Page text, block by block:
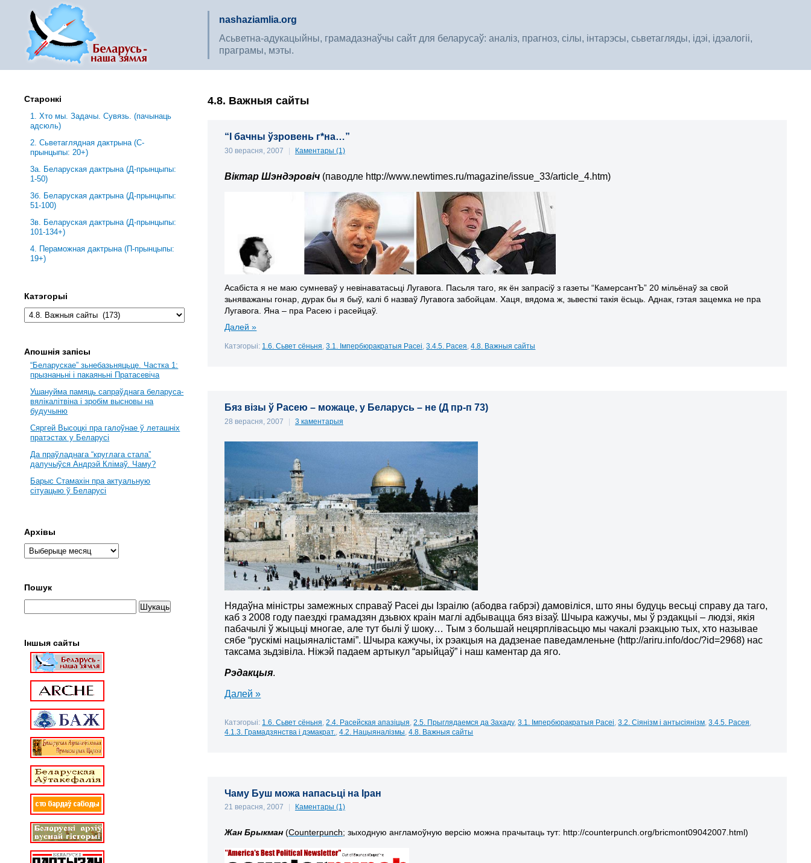
nashaziamlia.org
Асьветна-адукацыйны, грамадазнаўчы сайт для беларусаў: аналіз, прагноз, сілы, інтарэсы, сьветагляды, ідэі, ідэалогіі,
праграмы, мэты.
4.8. Важныя сайты
“І бачны ўзровень г*на…”
30 верасня, 2007 | Каментары (1)
Віктар Шэндэровіч (паводле http://www.newtimes.ru/magazine/issue_33/article_4.htm)
Асабіста я не маю сумневаў у невінаватасьці Лугавога. Пасьля таго, як ён запрасіў з газеты “КамерсантЪ” 20 мільёнаў за свой
зьняважаны гонар, дурак бы я быў, калі б назваў Лугавога забойцам. Хаця, вядома ж, зьвесткі такія ёсьць. Аднак, гэтая зацемка не пра
Лугавога. Яна – пра Расею і расейцаў.
Далей »
Катэгорыі: 1.6. Сьвет сёньня ,3.1. Імпербюракратыя Расеі ,3.4.5. Расея ,4.8. Важныя сайты
Бяз візы ў Расею – можаце, у Беларусь – не (Д пр-п 73)
28 верасня, 2007 | 3 каментарыя
Нядаўна міністры замежных справаў Расеі ды Ізраілю (абодва габрэі) дамовіліся, што яны будуць весьці справу да таго,
каб з 2008 году паездкі грамадзян дзьвюх краін маглі адбывацца бяз візаў. Шчыра кажучы, мы ў рэдакцыі – людзі, якія
пабачылі ў жыцьці многае, але тут былі ў шоку… Тым з большай нецярплівасьцю мы чакалі рэакцыю тых, хто называе
сябе “рускімі нацыяналістамі”. Шчыра кажучы, іх рэакцыя на дадзенае паведамленьне (http://ariru.info/doc/?id=2968) нас
таксама зьдзівіла. Ніжэй падаем артыкул “арыйцаў” і наш каментар да яго.
Рэдакцыя.
Далей »
Катэгорыі: 1.6. Сьвет сёньня ,2.4. Расейская апазіцыя ,2.5. Прыглядаемся да Захаду,3.1. Імпербюракратыя Расеі ,3.2. Сіянізм і антысіянізм ,3.4.5. Расея
4.1.3. Грамадзянства і дэмакрат.
,4.2. Нацыяналізмы ,4.8. Важныя сайты
Чаму Буш можа напасьці на Іран
21 верасня, 2007 Каментары (1)
Жан Брыкман (Counterpunch; зыходную англамоўную версію можна прачытаць тут: http://counterpunch.org/bricmont09042007.html)
Старонкі
1. Хто мы. Задачы. Сувязь. (пачынаць
адсюль)
2. Сьветаглядная дактрына (С-
прынцыпы: 20+)
3a. Беларуская дактрына (Д-прынцыпы:
1-50)
3б. Беларуская дактрына (Д-прынцыпы:
51-100)
3в. Беларуская дактрына (Д-прынцыпы:
101-134+)
4. Пераможная дактрына (П-прынцыпы:
19+)
Катэгорыі
Апошнія запісы
“Беларускае” зьнебазьняцьце. Частка 1:
прызнаньні і пакаяньні Пратасевіча
Ушануйма памяць сапраўднага беларуса-
вялікалітвіна і зробім высновы на
будучыню
Сяргей Высоцкі пра галоўнае ў леташніх
пратэстах у Беларусі
Да праўладнага “круглага стала”
далучыўся Андрэй Клімаў. Чаму?
Барыс Стамахін пра актуальную
сітуацыю ў Беларусі
Архівы
Пошук
Іншыя сайты